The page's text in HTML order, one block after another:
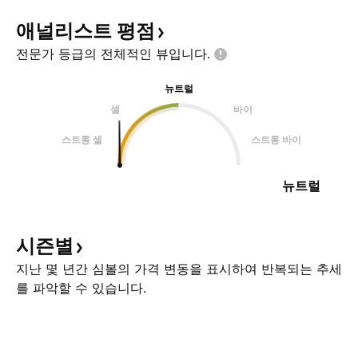
애널리스트 평점
전문가 등급의 전체적인 뷰입니다.
뉴트럴
셀
바이
스트롱 셀 스트롱 바이
뉴트럴
시즌별
지난 몇 년간 심볼의 가격 변동을 표시하여 반복되는 추세
를 파악할 수 있습니다.